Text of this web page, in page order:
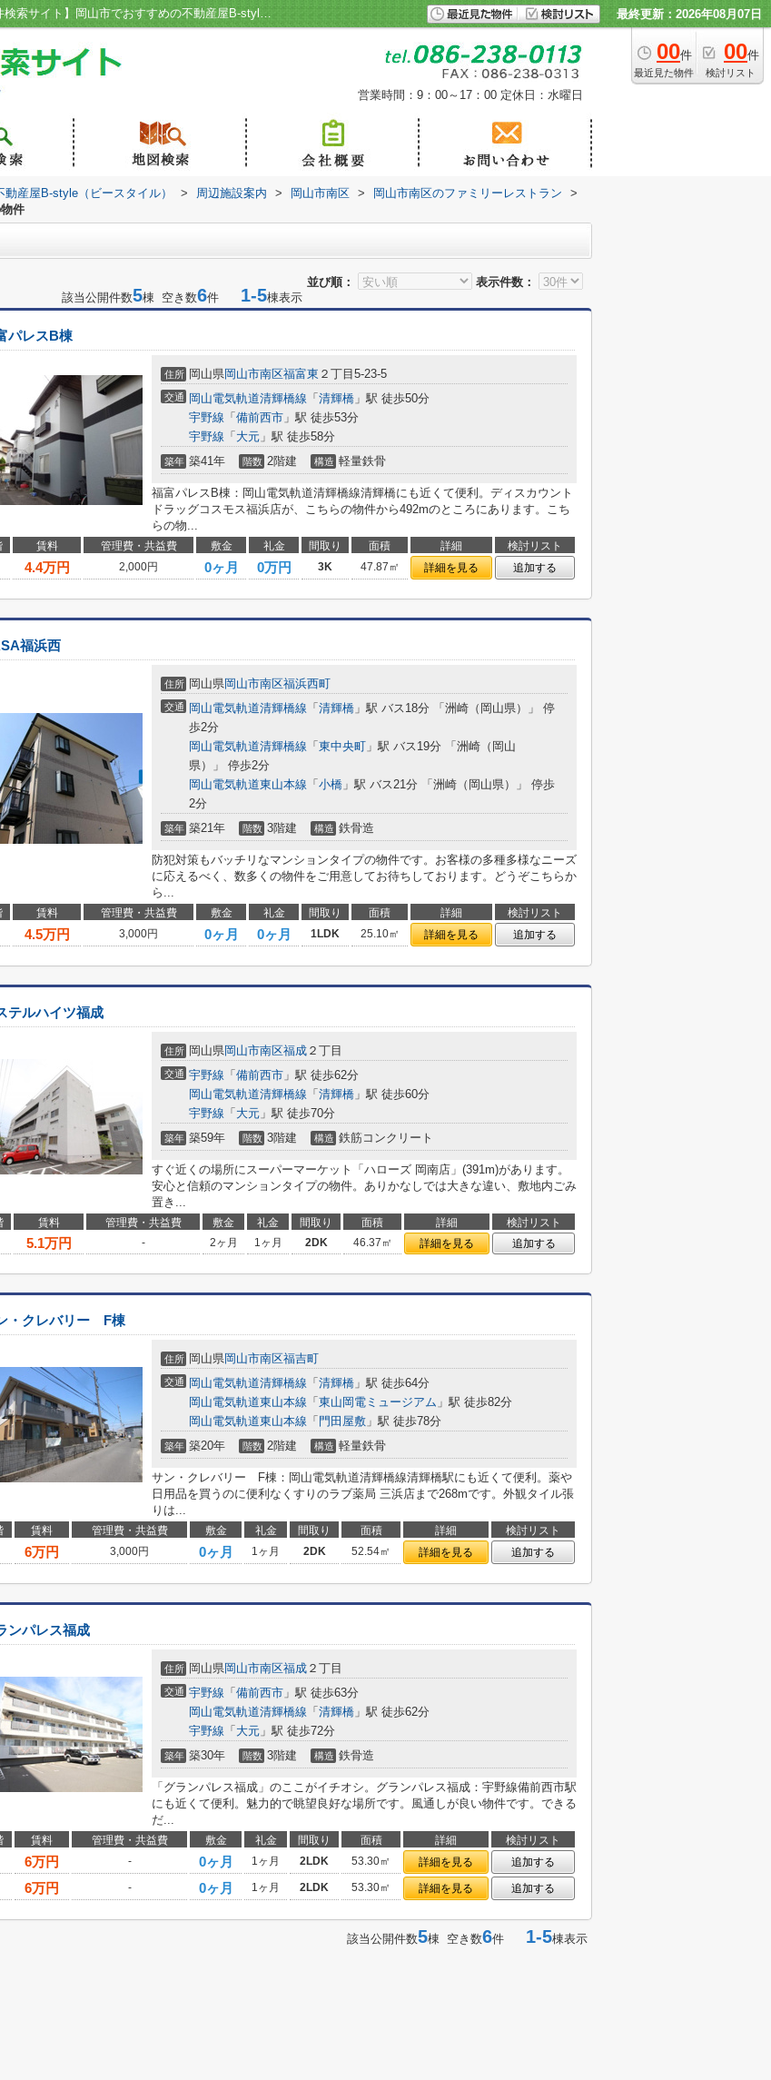
ガスト 岡山福成店周辺の物件一覧｜【岡山賃貸物件検索サイト】岡山市でおすすめの不動産屋B-style（ビースタイル） 最終更新：2026年08月07日
00件
最近見た物件
00件
検討リスト
営業時間：9：00～17：00 定休日：水曜日
産屋B-style（ビースタイル） > 周辺施設案内 > 岡山市南区 > 岡山市南区のファミリーレストラン
>
件
並び順：
表示件数：
該当公開件数5棟 空き数6件 1-5棟表示
パレスB棟
住所 岡山県岡山市南区福富東 ２丁目5-23-5
交通 岡山電気軌道清輝橋線 「 清輝橋 」駅 徒歩50分
宇野線 「 備前西市 」駅 徒歩53分
宇野線 「 大元 」駅 徒歩58分
築年 築41年 階数 2階建 構造 軽量鉄骨
福富パレスB棟：岡山電気軌道清輝橋線清輝橋にも近くて便利。ディスカウント
ドラッグコスモス福浜店が、こちらの物件から492mのところにあります。こち
らの物...
賃料 管理費・共益費 敷金 礼金 間取り 面積 詳細
検討リスト
4.4万円 2,000円 0ヶ月 0万円 3K 47.87㎡ 詳細を見る 追加する
福浜西
住所 岡山県岡山市南区福浜西町
交通 岡山電気軌道清輝橋線 「 清輝橋 」駅 バス18分 「洲崎（岡山県）」 停
歩2分
岡山電気軌道清輝橋線 「 東中央町 」駅 バス19分 「洲崎（岡山
県）」 停歩2分
岡山電気軌道東山本線 「 小橋 」駅 バス21分 「洲崎（岡山県）」 停歩
2分
築年 築21年 階数 3階建 構造 鉄骨造
防犯対策もバッチリなマンションタイプの物件です。お客様の多種多様なニーズ
に応えるべく、数多くの物件をご用意してお待ちしております。どうぞこちらか
ら...
賃料 管理費・共益費 敷金 礼金 間取り 面積 詳細
検討リスト
4.5万円 3,000円 0ヶ月 0ヶ月 1LDK 25.10㎡ 詳細を見る 追加する
テルハイツ福成
住所 岡山県岡山市南区福成 ２丁目
交通 宇野線 「 備前西市 」駅 徒歩62分
岡山電気軌道清輝橋線 「 清輝橋 」駅 徒歩60分
宇野線 「 大元 」駅 徒歩70分
築年 築59年 階数 3階建 構造 鉄筋コンクリート
すぐ近くの場所にスーパーマーケット「ハローズ 岡南店」(391m)があります。
安心と信頼のマンションタイプの物件。ありかなしでは大きな違い、敷地内ごみ
置き...
賃料 管理費・共益費 敷金 礼金 間取り 面積 詳細
検討リスト
5.1万円 - 2ヶ月 1ヶ月 2DK 46.37㎡ 詳細を見る 追加する
・クレバリー F棟
住所 岡山県岡山市南区福吉町
交通 岡山電気軌道清輝橋線 「 清輝橋 」駅 徒歩64分
岡山電気軌道東山本線 「 東山岡電ミュージアム 」駅 徒歩82分
岡山電気軌道東山本線 「 門田屋敷 」駅 徒歩78分
築年 築20年 階数 2階建 構造 軽量鉄骨
サン・クレバリー F棟：岡山電気軌道清輝橋線清輝橋駅にも近くて便利。薬や
日用品を買うのに便利なくすりのラブ薬局 三浜店まで268mです。外観タイル張
りは...
賃料 管理費・共益費 敷金 礼金 間取り 面積 詳細
検討リスト
6万円 3,000円 0ヶ月 1ヶ月 2DK 52.54㎡ 詳細を見る 追加する
ンパレス福成
住所 岡山県岡山市南区福成 ２丁目
交通 宇野線 「 備前西市 」駅 徒歩63分
岡山電気軌道清輝橋線 「 清輝橋 」駅 徒歩62分
宇野線 「 大元 」駅 徒歩72分
築年 築30年 階数 3階建 構造 鉄骨造
「グランパレス福成」のここがイチオシ。グランパレス福成：宇野線備前西市駅
にも近くて便利。魅力的で眺望良好な場所です。風通しが良い物件です。できる
だ...
賃料 管理費・共益費 敷金 礼金 間取り 面積 詳細
検討リスト
6万円 - 0ヶ月 1ヶ月 2LDK 53.30㎡ 詳細を見る
追加する
6万円 - 0ヶ月 1ヶ月 2LDK 53.30㎡ 詳細を見る 追加する
該当公開件数5棟 空き数6件 1-5棟表示